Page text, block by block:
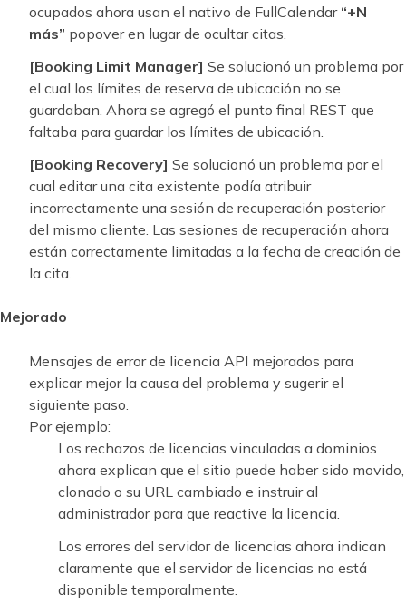
ocupados ahora usan el nativo de FullCalendar “+N
más” popover en lugar de ocultar citas.
[Booking Limit Manager] Se solucionó un problema por
el cual los límites de reserva de ubicación no se
guardaban. Ahora se agregó el punto final REST que
faltaba para guardar los límites de ubicación.
[Booking Recovery] Se solucionó un problema por el
cual editar una cita existente podía atribuir
incorrectamente una sesión de recuperación posterior
del mismo cliente. Las sesiones de recuperación ahora
están correctamente limitadas a la fecha de creación de
la cita.
Mejorado
Mensajes de error de licencia API mejorados para
explicar mejor la causa del problema y sugerir el
siguiente paso.
Por ejemplo:
Los rechazos de licencias vinculadas a dominios
ahora explican que el sitio puede haber sido movido,
clonado o su URL cambiado e instruir al
administrador para que reactive la licencia.
Los errores del servidor de licencias ahora indican
claramente que el servidor de licencias no está
disponible temporalmente.